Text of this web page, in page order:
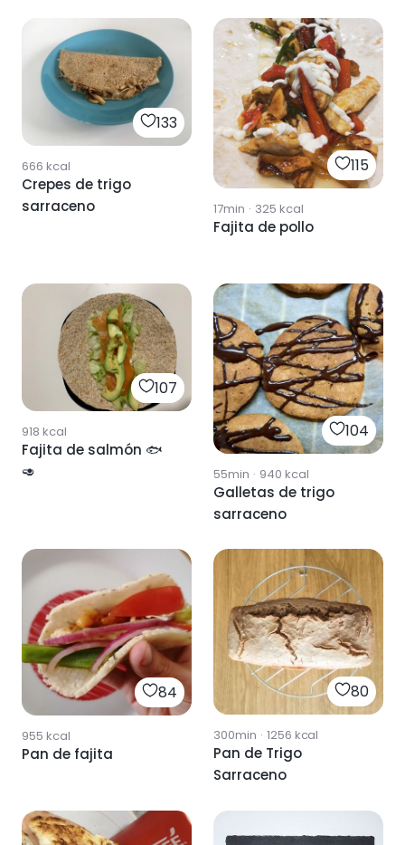
133
666 kcal
Crepes de trigo
sarraceno
115
17min · 325 kcal
Fajita de pollo
107
918 kcal
Fajita de salmón 🐟
🥑
104
55min · 940 kcal
Galletas de trigo
sarraceno
84
955 kcal
Pan de fajita
80
300min · 1256 kcal
Pan de Trigo
Sarraceno